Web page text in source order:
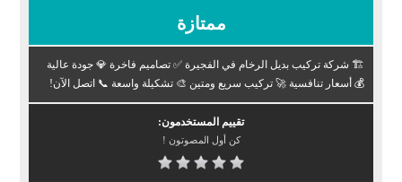
ممتازة
🏗️ شركة تركيب بديل الرخام في الفجيرة ✅ تصاميم فاخرة 💎 جودة عالية
💰 أسعار تنافسية 🚀 تركيب سريع ومتين 🎨 تشكيلة واسعة 📞 اتصل الآن!
تقييم المستخدمون:
كن أول المصوتون !